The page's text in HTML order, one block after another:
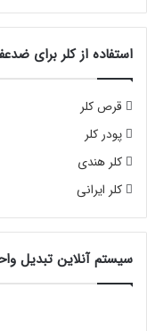
استفاده از کلر برای
قرص کلر
پودر کلر
کلر هندی
کلر ایرانی
سیستم آنلاین تبدیل